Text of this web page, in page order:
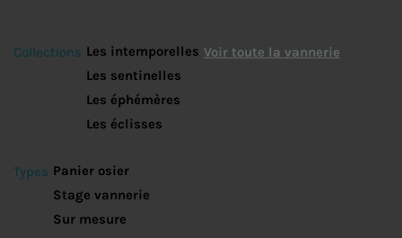
Collections Les intemporelles
Les sentinelles
Les éphémères
Les éclisses
Voir toute la vannerie
Types Panier osier
Stage vannerie
Sur mesure